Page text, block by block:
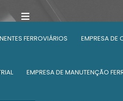
FERROVIÁRIOS EMPRESA DE
EMPRESA DE MANUTENÇÃO